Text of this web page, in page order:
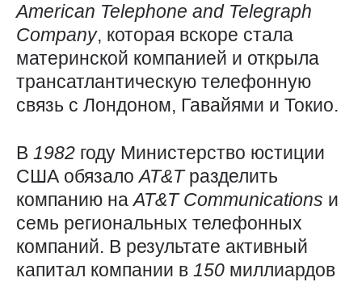
American Telephone and Telegraph
Company, которая вскоре стала
материнской компанией и открыла
трансатлантическую телефонную
связь с Лондоном, Гавайями и Токио.
В 1982 году Министерство юстиции
США обязалоAT&Tразделить
компанию наAT&TCommunications и
семь региональных телефонных
компаний. В результате активный
капитал компании в 150 миллиардов